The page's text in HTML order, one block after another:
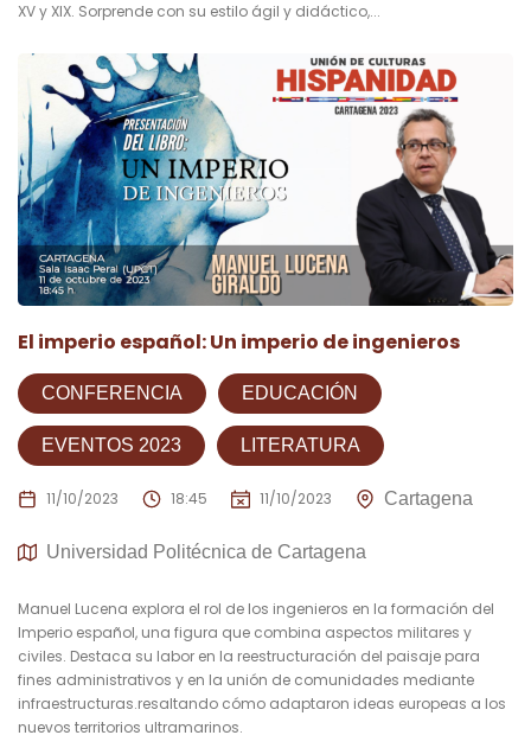
XV y XIX. Sorprende con su estilo ágil y didáctico,...
El imperio español: Un imperio de ingenieros
CONFERENCIA EDUCACIÓN
EVENTOS 2023 LITERATURA
11/10/2023 18:45 11/10/2023 Cartagena
Universidad Politécnica de Cartagena
Manuel Lucena explora el rol de los ingenieros en la formación del
Imperio español, una figura que combina aspectos militares y
civiles. Destaca su labor en la reestructuración del paisaje para
fines administrativos y en la unión de comunidades mediante
infraestructuras.resaltando cómo adaptaron ideas europeas a los
nuevos territorios ultramarinos.